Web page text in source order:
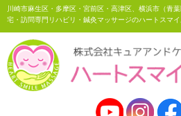
川崎市麻生区・多摩区・宮前区・高津区、横浜市（青
宅・訪問専門リハビリ・鍼灸マッサージのハートスマ